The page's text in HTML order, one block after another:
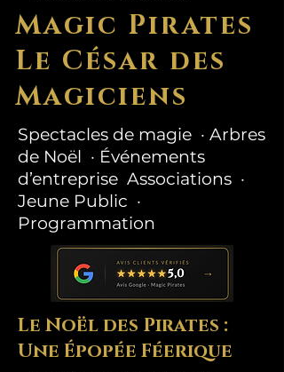
Magic Pirates
Le César des
Magiciens
Spectacles de magie · Arbres
de Noël · Événements
d’entreprise Associations ·
Jeune Public ·
Programmation
Le Noël des Pirates :
Une Épopée Féerique